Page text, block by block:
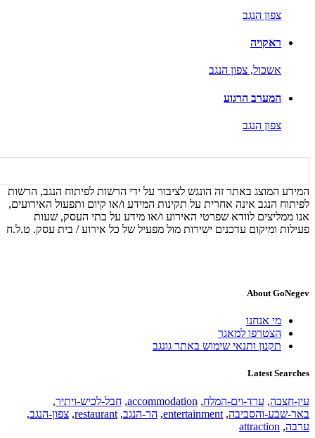
צפון הנגב
ראקויה
אשכול, צפון הנגב
המערב הרגוע
צפון הנגב
המידע המוצג באתר זה הונגש לציבור על ידי הרשות לפיתוח הנגב, הרשות
לפיתוח הנגב אינה אחרית על תקינות המידע ו/או קיום ותפעול האירועים,
אנו ממליצים לוודא שפרטי האירוע ו/או מידע על בתי העסק, שעות
פעילות ומיקום עדכנים ישירות מול מפעיל של כל אירוע / בית עסק. ט.ל.ח
About GoNegev
מי אנחנו
הצטרפו למאגר
תקנון ותנאי שימוש באתר גונגב
Latest Searches
עין-חצבה, ערד-וים-המלח,
accommodation
, חבל-לכיש-ויתיר,
באר-שבע-והסביבה,
entertainment
, הר-הנגב,
restaurant
, צפון-הנגב,
ערבה,
attraction